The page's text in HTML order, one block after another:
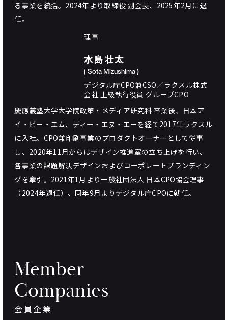
る事業を統括。2024年より取締役 副会長、2025年2月に退
任。
理事
水島 壮太
( Sota Mizushima )
デジタル庁CPO兼CSO／ラクスル株式
会社 上級執行役員 グループCPO
慶應義塾大学大学院政策・メディア研究科 卒業後、日本ア
イ・ビー・エム、ディー・エヌ・エーを経て2017年ラクスル
に入社。CPO兼印刷事業のプロダクトオーナーとして従事
し、2020年11月からはデザイン推進室の立ち上げを行い、
各事業の課題解決デザインおよびコーポレートブランディン
グを牽引。2021年1月より⼀般社団法⼈ ⽇本CPO協会理事
（2024年退任）、同年9月よりデジタル庁CPOに就任。
Member
Companies
会員企業